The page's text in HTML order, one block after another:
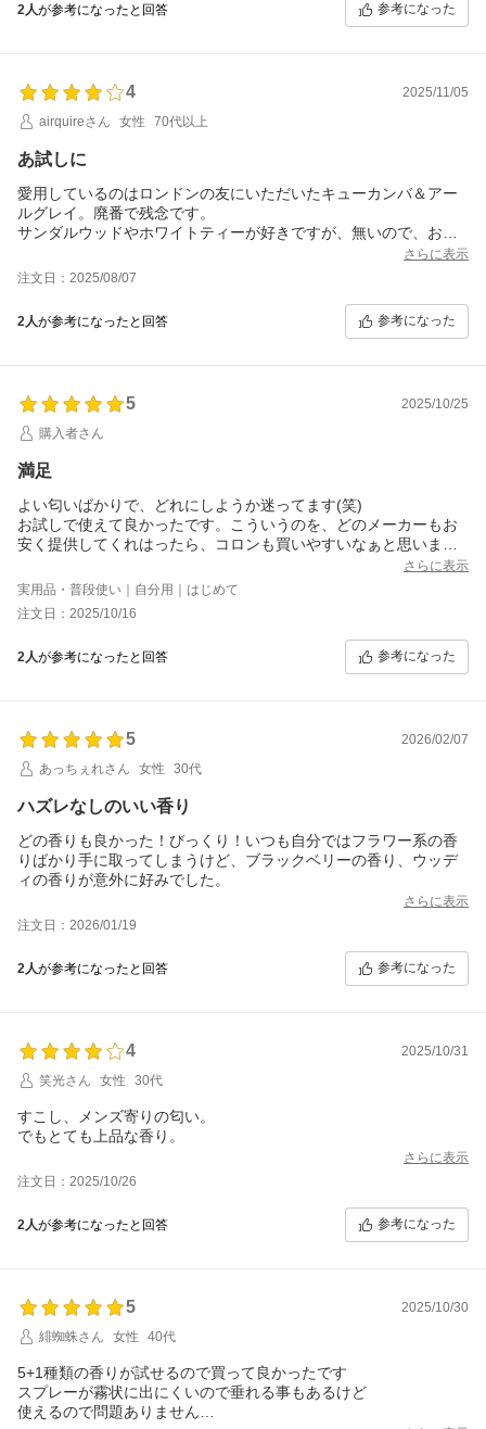
2人が参考になったと回答 参考になった
4
2025/11/05
airquireさん
女性 70代以上
あ試しに
愛用しているのはロンドンの友にいただいたキューカンバ＆アー
ルグレイ。廃番で残念です。
サンダルウッドやホワイトティーが好きですが、無いので、お試
甘い香りが多くて残念ですが、レイヤーには○。コロンで強過ぎな
い、数時間で消えるので、和食や蕎麦屋にも使えます。
さらに表示
注文日：2025/08/07
2人が参考になったと回答 参考になった
5
2025/10/25
購入者さん
満足
よい匂いばかりで、どれにしようか迷ってます(笑)
お試しで使えて良かったです。こういうのを、どのメーカーもお
安く提供してくれはったら、コロンも買いやすいなぁと思いまし
スプレーも口コミには色々書いてあるけど、お試しだし十分で
は？
きれいな霧状にはならないけど、線で出ることもあるけど、お試
し品と考えれば問題にならない程度の噴霧状態です。匂いはわか
るので、不満はないです。
さらに表示
実用品・普段使い｜自分用｜はじめて
注文日：2025/10/16
2人が参考になったと回答 参考になった
5
2026/02/07
あっちぇれさん
女性 30代
ハズレなしのいい香り
どの香りも良かった！びっくり！いつも自分ではフラワー系の香
りばかり手に取ってしまうけど、ブラックベリーの香り、ウッデ
ィの香りが意外に好みでした。
さらに表示
注文日：2026/01/19
2人が参考になったと回答 参考になった
4
2025/10/31
笑光さん
女性 30代
すこし、メンズ寄りの匂い。
でもとても上品な香り。
さらに表示
注文日：2025/10/26
2人が参考になったと回答 参考になった
5
2025/10/30
緋蜘蛛さん
女性 40代
5+1種類の香りが試せるので買って良かったです
スプレーが霧状に出にくいので垂れる事もあるけど
使えるので問題ありません